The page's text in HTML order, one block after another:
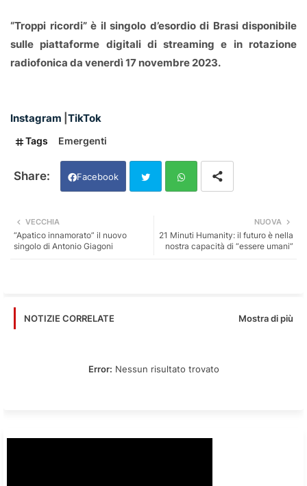
“Troppi ricordi” è il singolo d’esordio di Brasi disponibile
sulle piattaforme digitali di streaming e in rotazione
radiofonica da venerdì 17 novembre 2023.
Instagram TikTok
Tags Emergenti
Facebook
ats
NUOVA
21 Minuti Humanity: il futuro è nella
nostra capacità di “essere umani”
VECCHIA
“Apatico innamorato” il nuovo
singolo di Antonio Giagoni
NOTIZIE CORRELATE Mostra di più
Error: Nessun risultato trovato